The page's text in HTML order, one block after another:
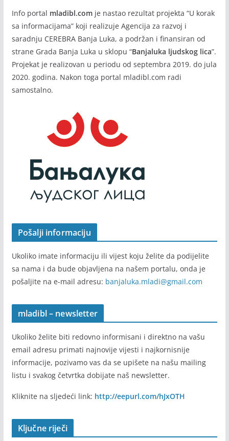
Info portal mladibl.comje nastao rezultat projekta “U korak
sa informacijama” koji realizuje Agencija za razvoj i
saradnju CEREBRA Banja Luka, a podržan i finansiran od
strane Grada Banja Luka u sklopu “Banjaluka ljudskog lica”.
Projekat je realizovan u periodu od septembra 2019. do jula
2020. godina. Nakon toga portal mladibl.com radi
samostalno.
Pošalji informaciju
Ukoliko imate informaciju ili vijest koju želite da podijelite
sa nama i da bude objavljena na našem portalu, onda je
pošaljite na e-mail adresu: banjaluka.mladi@gmail.com
mladibl – newsletter
Ukoliko želite biti redovno informisani i direktno na vašu
email adresu primati najnovije vijesti i najkornisnije
informacije, pozivamo vas da se upišete na našu mailing
listu i svakog četvrtka dobijate naš newsletter.
Kliknite na sljedeći link: http://eepurl.com/hJxOTH
Ključne riječi